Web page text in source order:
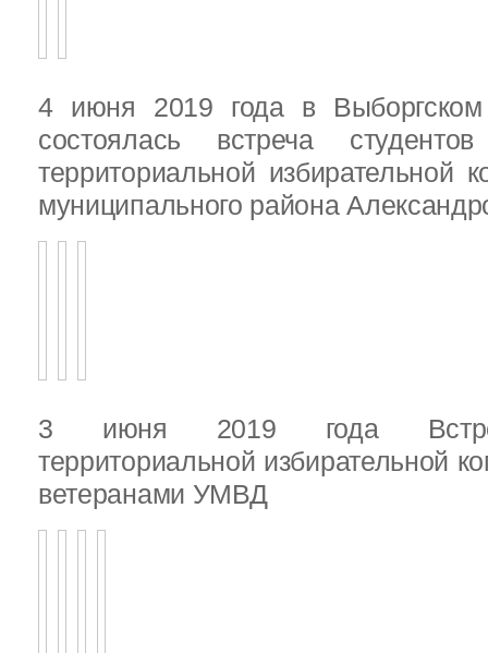
4 июня 2019 года в
состоялась встреча
территориальной избирательной
муниципального района
3 июня 2019 года
территориальной избирательной
ветеранами УМВД